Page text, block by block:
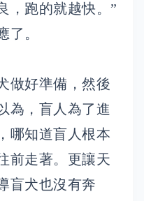
，跑的就越快。”
了。
做好準備，然後
為，盲人為了進
哪知道盲人根本
前走著。更讓天
盲犬也沒有奔